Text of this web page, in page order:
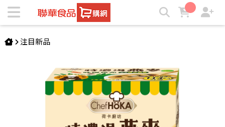
荷卡廚坊-特濃湯燕麥(味噌昆布5包) | ★聯華食品e購網★
注目新品